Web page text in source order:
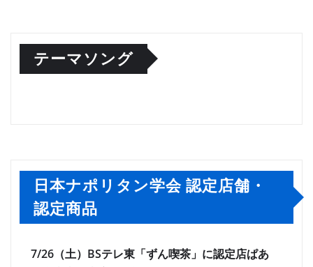
テーマソング
日本ナポリタン学会 認定店舗・
認定商品
7/26（土）BSテレ東「ずん喫茶」に認定店ぱあ